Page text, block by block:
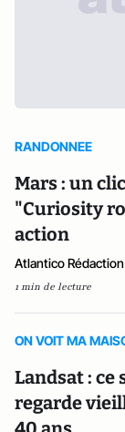
RANDONNEE
Mars : un
"Curiosity
action
Atlantico Rédaction
1 min de lecture
ON VOIT MA
Landsat :
regarde